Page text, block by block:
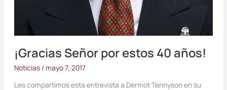
¡Gracias Señor por estos 40 años!
Noticias/ mayo 7, 2017
Les compartimos esta entrevista a Dermot Tennyson en su